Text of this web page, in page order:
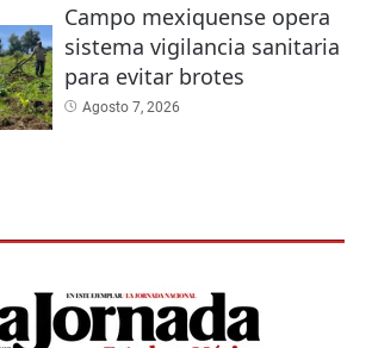
Campo mexiquense opera
sistema vigilancia sanitaria
para evitar brotes
Agosto 7, 2026